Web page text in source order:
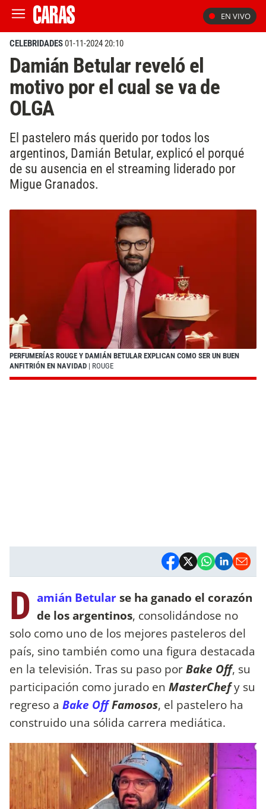
EN VIVO
CELEBRIDADES01-11-2024 20:10
Damián Betular reveló el
motivo por el cual se va de
OLGA
El pastelero más querido por todos los
argentinos, Damián Betular, explicó el porqué
de su ausencia en el streaming liderado por
Migue Granados.
PERFUMERÍAS ROUGE Y DAMIÁN BETULAR EXPLICAN COMO SER UN BUEN
ANFITRIÓN EN NAVIDAD | ROUGE
D amián Betularse ha ganado el corazón
de los argentinos, consolidándose no
solo como uno de los mejores pasteleros del
país, sino también como una figura destacada
en la televisión. Tras su paso porBake Off, su
participación como jurado en MasterChefy su
regreso a Bake OffFamosos, el pastelero ha
construido una sólida carrera mediática.